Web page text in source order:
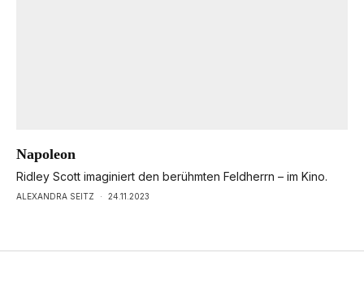
Napoleon
Ridley Scott imaginiert den berühmten Feldherrn – im Kino.
ALEXANDRA SEITZ · 24.11.2023